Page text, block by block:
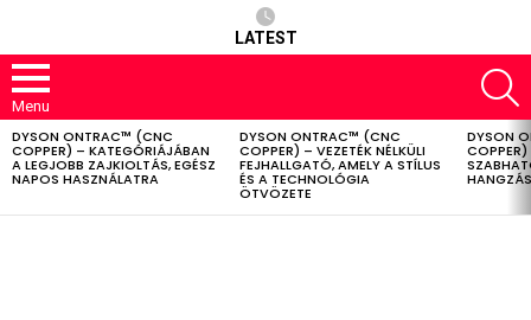
LATEST
Menu
LATEST
STORIES
DYSON ONTRAC™ (CNC
COPPER) – KATEGÓRIÁJÁBAN
A LEGJOBB ZAJKIOLTÁS, EGÉSZ
NAPOS HASZNÁLATRA
DYSON ONTRAC™ (CNC
COPPER) – VEZETÉK NÉLKÜLI
FEJHALLGATÓ, AMELY A STÍLUS
ÉS A TECHNOLÓGIA
ÖTVÖZETE
DYSON
COPPER)